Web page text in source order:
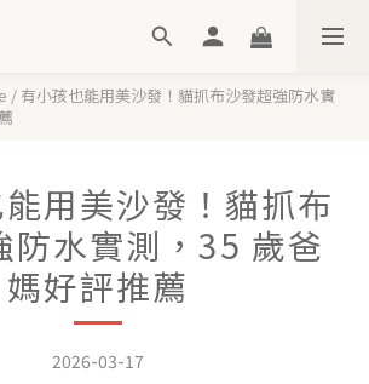
/ 有小孩也能用美沙發！貓抓布沙發超強防水實
用美沙發！貓抓布
防水實測，35 歲爸
媽好評推薦
2026-03-17